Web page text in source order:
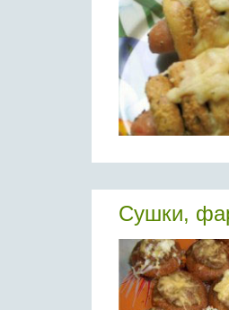
Сушки,